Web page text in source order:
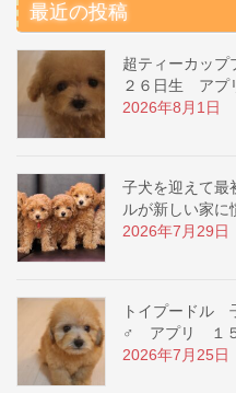
最近の投稿
超ティーカッ
２６日生 ア
2026年8月1日
子犬を迎えて最
ルが新しい家に
2026年7月29日
トイプードル
♂ アプリ １
2026年7月25日